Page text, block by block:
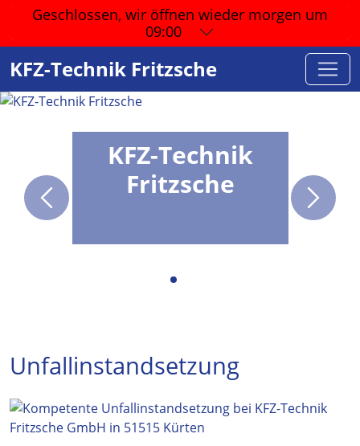
Geschlossen, wir öffnen wieder morgen um
09:00
KFZ-Technik Fritzsche
KFZ-Technik
Fritzsche
Unfallinstandsetzung